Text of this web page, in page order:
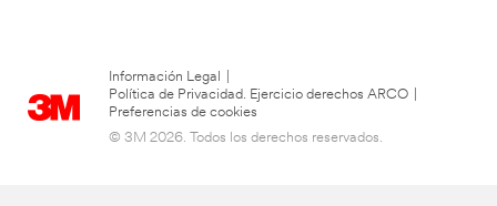
Información Legal
Política de Privacidad. Ejercicio derechos ARCO
Preferencias de cookies
© 3M 2026. Todos los derechos reservados.